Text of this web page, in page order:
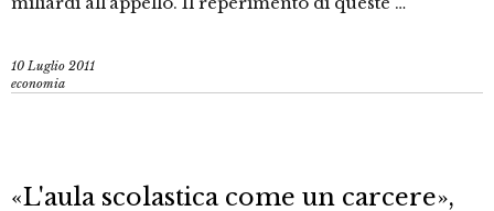
10 Luglio 2011
economia
«L'aula scolastica come un carcere»,